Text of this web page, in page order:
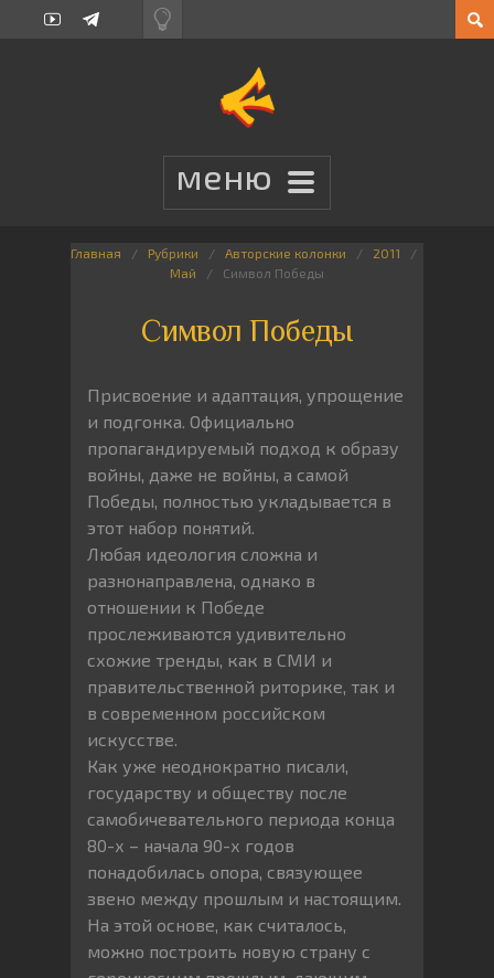
Главная Рубрики Авторские колонки
2011
Май
Символ Победы
Символ Победы
Присвоение и адаптация, упрощение
и подгонка. Официально
пропагандируемый подход к образу
войны, даже не войны, а самой
Победы, полностью укладывается в
этот набор понятий.
Любая идеология сложна и
разнонаправлена, однако в
отношении к Победе
прослеживаются удивительно
схожие тренды, как в СМИ и
правительственной риторике, так и
в современном российском
искусстве.
Как уже неоднократно писали,
государству и обществу после
самобичевательного периода конца
80-х – начала 90-х годов
понадобилась опора, связующее
звено между прошлым и настоящим.
На этой основе, как считалось,
можно построить новую страну с